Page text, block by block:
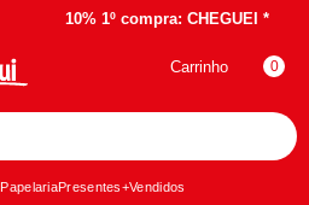
10% 1º compra: CHEGUEI *
Carrinho 0
PapelariaPresentes+Vendidos